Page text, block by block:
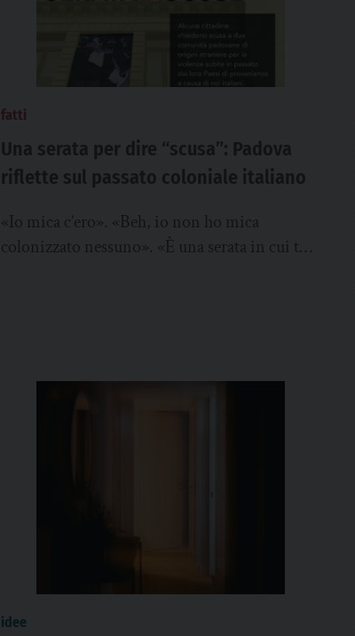
fatti
Una serata per dire “scusa”: Padova
riflette sul passato coloniale italiano
«Io mica c’ero». «Beh, io non ho mica
colonizzato nessuno». «È una serata in cui tu
idee